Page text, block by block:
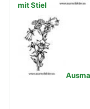
mit Stiel